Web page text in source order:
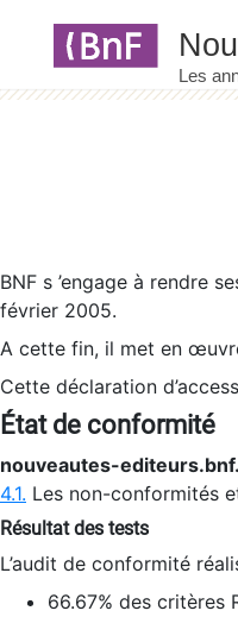
BNF s ’engage à rendre
février 2005.
A cette fin, il met en
Cette déclaration
État de conformité
nouveautes-
4.1. Les non-conformités
Résultat des tests
L’audit de conformité
66.67% des critères